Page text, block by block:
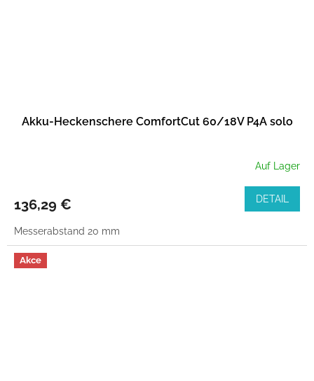
Akku-Heckenschere ComfortCut 60/18V P4A solo
Auf Lager
136,29 € DETAIL
Messerabstand 20 mm
Akce